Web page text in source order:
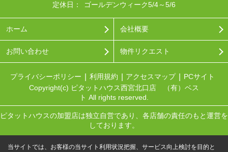
定休日：
ゴールデンウィーク5/4～5/6
ホーム 会社概要
お問い合わせ 物件リクエスト
プライバシーポリシー 利用規約 アクセスマップ
PCサイト
Copyright(c) ピタットハウス西宮北口店 （有）ベス
ト All rights reserved.
ピタットハウスの加盟店は独立自営であり、各店舗の責任のもと運営を
しております。
当サイトでは、お客様の当サイト利用状況把握、サービス向上検討を目的と